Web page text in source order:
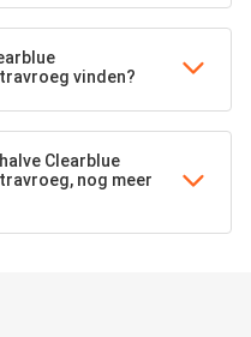
vinden?
Clearblue
nog meer